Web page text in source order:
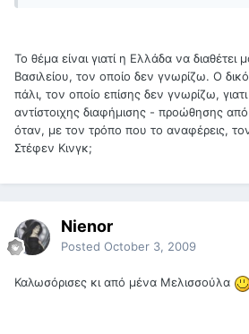
Το θέμα είναι γιατί η Ελλάδα να
Βασιλείου, τον οποίο δεν γνωρίζω. Ο
πάλι, τον οποίο επίσης δεν γνωρίζω,
αντίστοιχης διαφήμισης - προώθησης από
όταν, με τον τρόπο που το αναφέρεις,
Στέφεν Κινγκ;
Nienor
Posted October 3, 2009
Καλωσόρισες κι από μένα Μελισσούλα